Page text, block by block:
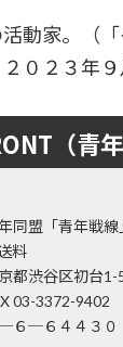
動家。（「
０２３年
（青年
同盟「青年戦線
料
都渋谷区初台
03-3372-9402
─６４４３０